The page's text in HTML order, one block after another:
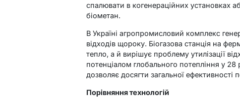
спалювати в когенераційних установках
біометан.
В Україні агропромисловий комплекс
відходів щороку. Біогазова станція на
тепло, а й вирішує проблему утилізації
потенціалом глобального потепління у 28
дозволяє досягти загальної ефективності
Порівняння технологій